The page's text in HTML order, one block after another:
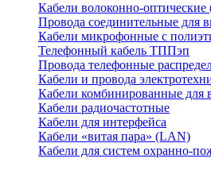
Кабели волоконно-
Провода соединительные для
Кабели микрофонные с
Телефонный кабель ТППэп
Провода телефонные
Кабели и провода
Кабели комбинированные для
Кабели радиочастотные
Кабели для интерфейса
Кабели «витая пара» (LAN)
Кабели для систем охранно-